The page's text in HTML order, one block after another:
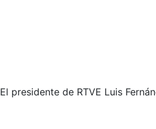
El presidente de RTVE Luis